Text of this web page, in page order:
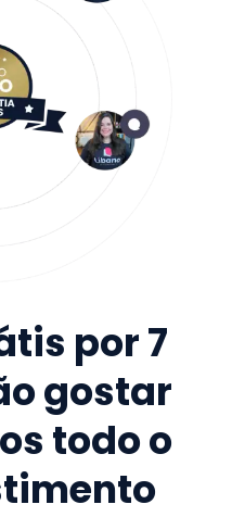
por 7
gostar
todo o